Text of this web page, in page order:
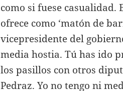
como si fuese casualidad.
ofrece como ‘matón de
vicepresidente del
media hostia. Tú has ido
los pasillos con otros
Pedraz. Yo no tengo ni